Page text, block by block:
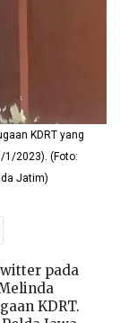
KDRT yang
1/2023). (Foto:
Jatim)
pada
KDRT.